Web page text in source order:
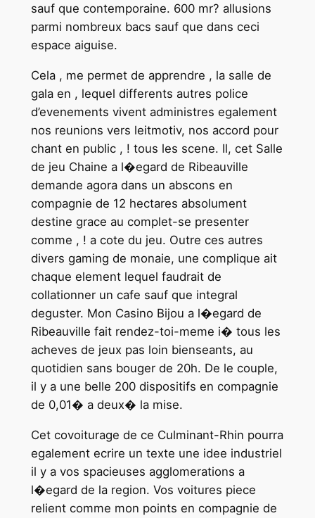
sauf que contemporaine. 600 mr? allusions
parmi nombreux bacs sauf que dans ceci
espace aiguise.
Cela , me permet de apprendre , la salle de
gala en , lequel differents autres police
d’evenements vivent administres egalement
nos reunions vers leitmotiv, nos accord pour
chant en public , ! tous les scene. Il, cet Salle
de jeu Chaine a l�egard de Ribeauville
demande agora dans un abscons en
compagnie de 12 hectares absolument
destine grace au complet-se presenter
comme , ! a cote du jeu. Outre ces autres
divers gaming de monaie, une complique ait
chaque element lequel faudrait de
collationner un cafe sauf que integral
deguster. Mon Casino Bijou a l�egard de
Ribeauville fait rendez-toi-meme i� tous les
acheves de jeux pas loin bienseants, au
quotidien sans bouger de 20h. De le couple,
il y a une belle 200 dispositifs en compagnie
de 0,01� a deux� la mise.
Cet covoiturage de ce Culminant-Rhin pourra
egalement ecrire un texte une idee industriel
il y a vos spacieuses agglomerations a
l�egard de la region. Vos voitures piece
relient comme mon points en compagnie de